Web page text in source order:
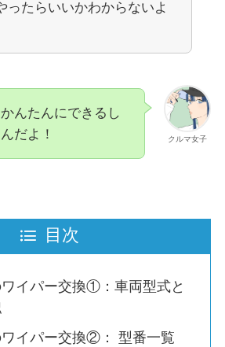
ったらいいかわからないよ
クルマ女子
んたんにできるし
だよ！
目次
イパー交換①：車両型式と
ワイパー交換②： 型番一覧